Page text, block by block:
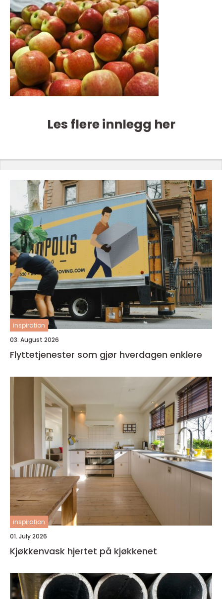
Les flere innlegg her
inspiration
03. August 2026
Flyttetjenester som gjør hverdagen enklere
inspiration
01. July 2026
Kjøkkenvask hjertet på kjøkkenet